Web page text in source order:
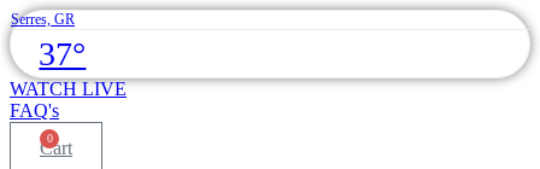
Skip
to
content
Serres, GR
37°
WATCH LIVE
FAQ's
0
Cart